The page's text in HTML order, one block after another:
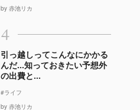
by 赤池リカ
4
引っ越しってこんなにかかる
んだ…知っておきたい予想外
の出費と...
#ライフ
by 赤池リカ